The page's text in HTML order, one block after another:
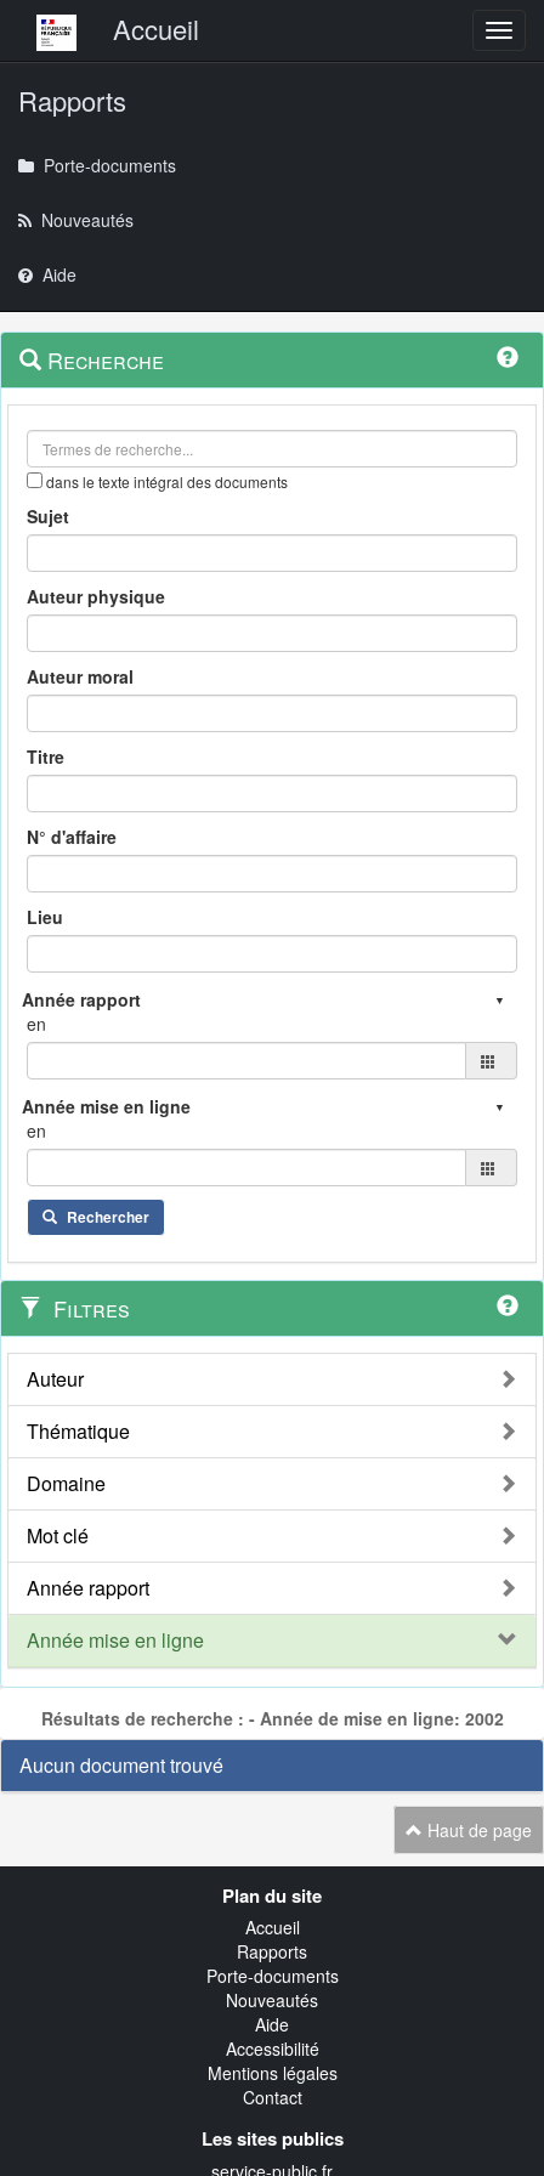
Menu principalAccueil
Rapports
Porte-documents
Nouveautés
Aide
Navigation
outils
Menu
contextuel
Recherche
dans le texte intégral des documents
Sujet
Auteur physique
Auteur moral
Titre
N° d'affaire
Lieu
en
en
Rechercher
Filtres
Auteur
Thématique
Domaine
Mot clé
Année rapport
Année mise en ligne
Résultats de recherche : - Année de mise en ligne: 2002
Aucun document trouvé
Haut de page
Plan du site
Accueil
Rapports
Porte-documents
Nouveautés
Aide
Accessibilité
Mentions légales
Contact
Les sites publics
service-public.fr